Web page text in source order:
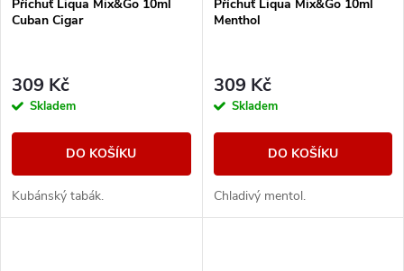
Příchuť Liqua Mix&Go 10ml
Cuban Cigar
309 Kč
Skladem
DO KOŠÍKU
Kubánský tabák.
Příchuť Liqua Mix&Go 10ml
Menthol
309 Kč
Skladem
DO KOŠÍKU
Chladivý mentol.